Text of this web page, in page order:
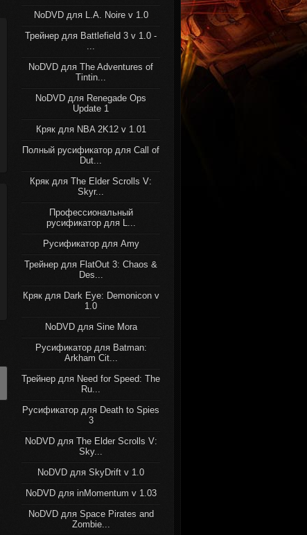
NoDVD для L.A. Noire v 1.0
Трейнер для Battlefield 3 v 1.0 -
...
NoDVD для The Adventures of
Tintin...
NoDVD для Renegade Ops
Update 1
Кряк для NBA 2K12 v 1.01
Полный русификатор для Call of
Dut...
Кряк для The Elder Scrolls V:
Skyr...
Профессиональный
русификатор для L...
Русификатор для Amy
Трейнер для FlatOut 3: Chaos &
Des...
Кряк для Dark Eye: Demonicon v
1.0
NoDVD для Sine Mora
Русификатор для Batman:
Arkham Cit...
Трейнер для Need for Speed: The
Ru...
Русификатор для Death to Spies
3
NoDVD для The Elder Scrolls V:
Sky...
NoDVD для SkyDrift v 1.0
NoDVD для inMomentum v 1.03
NoDVD для Space Pirates and
Zombie...